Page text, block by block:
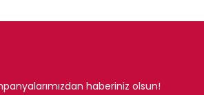
haberiniz olsun!